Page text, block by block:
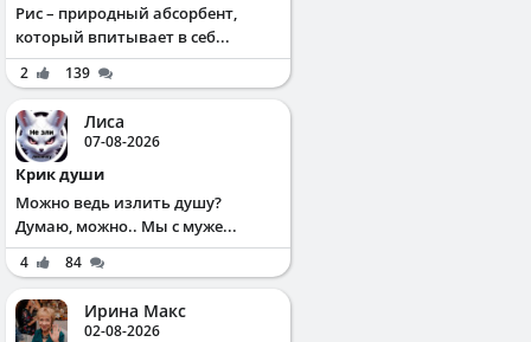
Рис – природный абсорбент,
который впитывает в себ...
2 139
Лиса
07-08-2026
Крик души
Можно ведь излить душу?
Думаю, можно.. Мы с муже...
4 84
Ирина Макс
02-08-2026